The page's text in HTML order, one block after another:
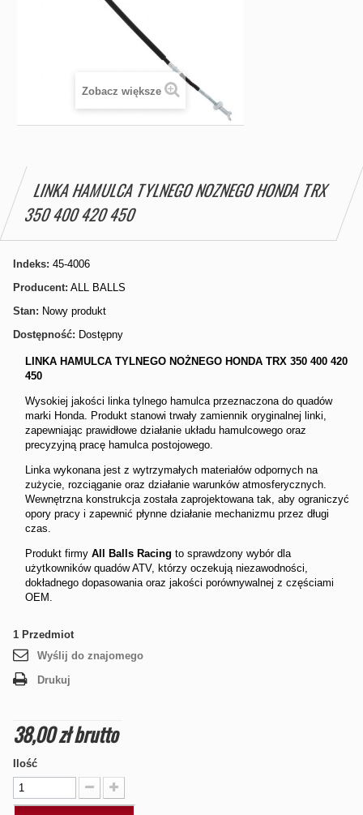
Zobacz większe
LINKA HAMULCA TYLNEGO NOZNEGO HONDA TRX
350 400 420 450
Indeks: 45-4006
Producent: ALL BALLS
Stan: Nowy produkt
Dostępność: Dostępny
LINKA HAMULCA TYLNEGO NOŻNEGO HONDA TRX 350 400 420
450
Wysokiej jakości linka tylnego hamulca przeznaczona do quadów
marki Honda. Produkt stanowi trwały zamiennik oryginalnej linki,
zapewniając prawidłowe działanie układu hamulcowego oraz
precyzyjną pracę hamulca postojowego.
Linka wykonana jest z wytrzymałych materiałów odpornych na
zużycie, rozciąganie oraz działanie warunków atmosferycznych.
Wewnętrzna konstrukcja została zaprojektowana tak, aby ograniczyć
opory pracy i zapewnić płynne działanie mechanizmu przez długi
czas.
Produkt firmy All Balls Racing to sprawdzony wybór dla
użytkowników quadów ATV, którzy oczekują niezawodności,
dokładnego dopasowania oraz jakości porównywalnej z częściami
OEM.
1 Przedmiot
Wyślij do znajomego
Drukuj
38,00 złbrutto
Ilość